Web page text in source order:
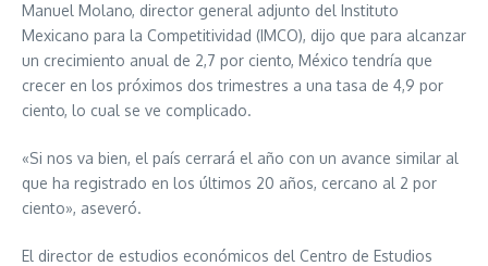
Manuel Molano, director general adjunto del Instituto
Mexicano para la Competitividad (IMCO), dijo que para alcanzar
un crecimiento anual de 2,7 por ciento, México tendría que
crecer en los próximos dos trimestres a una tasa de 4,9 por
ciento, lo cual se ve complicado.
«Si nos va bien, el país cerrará el año con un avance similar al
que ha registrado en los últimos 20 años, cercano al 2 por
ciento», aseveró.
El director de estudios económicos del Centro de Estudios